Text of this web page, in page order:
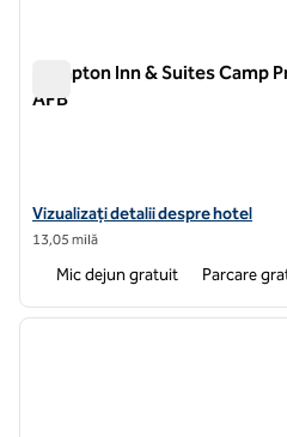
Hampton Inn & Suites Camp
AFB
Vizualizați detaliile hotelului
Vizualizați detalii despre hotel
13,05 milă
Mic dejun gratuit Parcare
1 din 11